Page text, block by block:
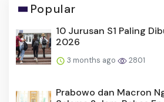
Popular
10 Jurusan S1 Paling
2026
3 months ago 2801
Prabowo dan Macron